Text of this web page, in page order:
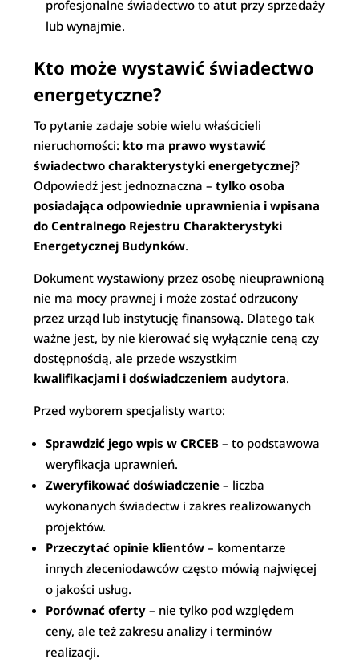
profesjonalne świadectwo to atut przy sprzedaży
lub wynajmie.
Kto może wystawić świadectwo
energetyczne?
To pytanie zadaje sobie wielu właścicieli
nieruchomości: kto ma prawo wystawić
świadectwo charakterystyki energetycznej?
Odpowiedź jest jednoznaczna –tylko osoba
posiadająca odpowiednie uprawnienia i wpisana
do Centralnego Rejestru Charakterystyki
Energetycznej Budynków.
Dokument wystawiony przez osobę nieuprawnioną
nie ma mocy prawnej i może zostać odrzucony
przez urząd lub instytucję finansową. Dlatego tak
ważne jest, by nie kierować się wyłącznie ceną czy
dostępnością, ale przede wszystkim
kwalifikacjami i doświadczeniem audytora.
Przed wyborem specjalisty warto:
Sprawdzić jego wpis w CRCEB – to podstawowa
weryfikacja uprawnień.
Zweryfikować doświadczenie – liczba
wykonanych świadectw i zakres realizowanych
projektów.
Przeczytać opinie klientów – komentarze
innych zleceniodawców często mówią najwięcej
o jakości usług.
Porównać oferty – nie tylko pod względem
ceny, ale też zakresu analizy i terminów
realizacji.